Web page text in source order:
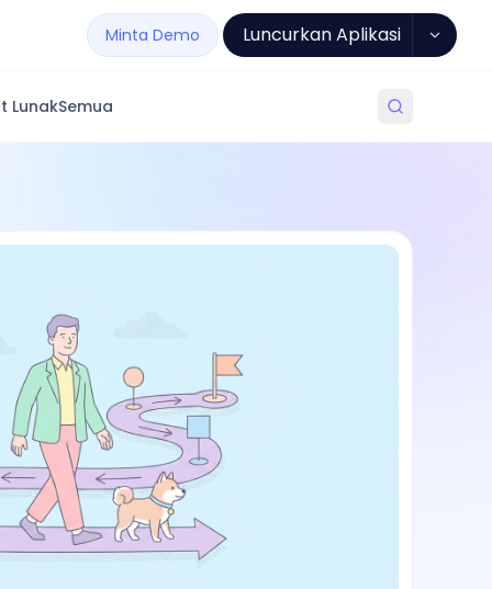
Minta Demo Luncurkan Aplikasi
LunakSemua